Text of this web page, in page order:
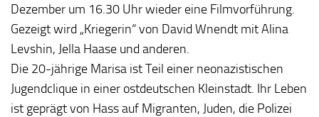
Dezember um 16.30 Uhr wieder eine Filmvorführung.
Gezeigt wird „Kriegerin“ von David Wnendt mit Alina
Levshin, Jella Haase und anderen.
Die 20-jährige Marisa ist Teil einer neonazistischen
Jugendclique in einer ostdeutschen Kleinstadt. Ihr Leben
ist geprägt von Hass auf Migranten, Juden, die Polizei